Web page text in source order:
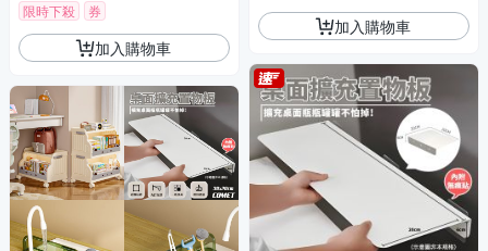
限時下殺 券
加入購物車
加入購物車